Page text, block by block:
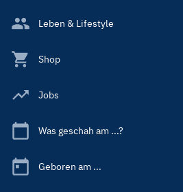
Leben & Lifestyle
Shop
Jobs
Was geschah am ...?
Geboren am ...